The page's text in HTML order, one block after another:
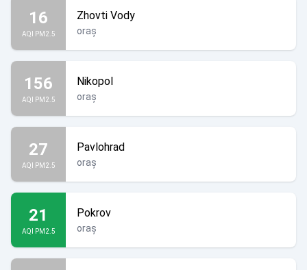
16
AQI PM2.5
Zhovti Vody
oraș
156
AQI PM2.5
Nikopol
oraș
27
AQI PM2.5
Pavlohrad
oraș
21
AQI PM2.5
Pokrov
oraș